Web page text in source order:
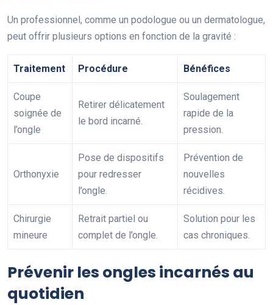
Un professionnel, comme un podologue ou un dermatologue,
peut offrir plusieurs options en fonction de la gravité :
Traitement Procédure Bénéfices
Coupe
soignée de
l’ongle
Retirer délicatement
le bord incarné.
Soulagement
rapide de la
pression.
Orthonyxie
Pose de dispositifs
pour redresser
l’ongle.
Prévention de
nouvelles
récidives.
Chirurgie
mineure
Retrait partiel ou
complet de l’ongle.
Solution pour les
cas chroniques.
Prévenir les ongles incarnés au
quotidien